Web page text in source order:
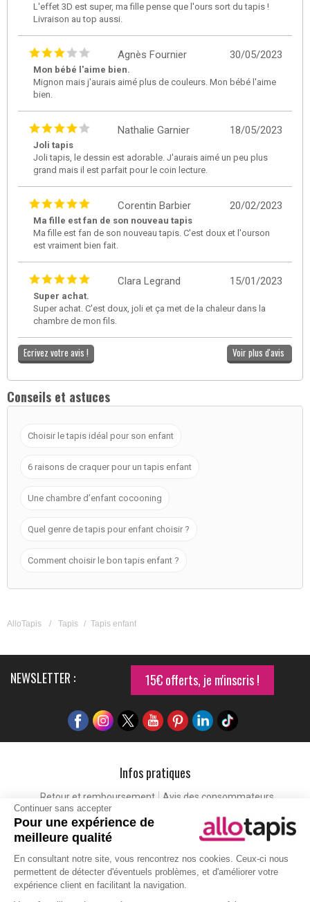
Continuer sans accepter
Pour une expérience de
meilleure qualité
En consultant notre site, vous rencontrez nos cookies. Ceux-ci nous
permettent de détecter d'éventuels problèmes, et d'améliorer votre
expérience client en facilitant la navigation.
L'effet 3D est super, ma fille pense que l'ours sort du tapis !
Livraison au top aussi.
30/05/2023
Agnès Fournier
Mon bébé l'aime bien.
Mignon mais j'aurais aimé plus de couleurs. Mon bébé l'aime
bien.
18/05/2023
Nathalie Garnier
Joli tapis
Joli tapis, le dessin est adorable. J'aurais aimé un peu plus
grand mais il est parfait pour le coin lecture.
20/02/2023
Corentin Barbier
Ma fille est fan de son nouveau tapis
Ma fille est fan de son nouveau tapis. C'est doux et l'ourson
est vraiment bien fait.
15/01/2023
Clara Legrand
Super achat.
Super achat. C'est doux, joli et ça met de la chaleur dans la
chambre de mon fils.
Ecrivez votre avis ! Voir plus d'avis
Conseils et astuces
Choisir le tapis idéal pour son enfant
6 raisons de craquer pour un tapis enfant
Une chambre d’enfant cocooning
Quel genre de tapis pour enfant choisir ?
Comment choisir le bon tapis enfant ?
AlloTapis / Tapis / Tapis enfant
NEWSLETTER : 15€ offerts, je m'inscris !
Infos pratiques
Retour et remboursement
Avis des consommateurs
Tapis et paillasson personnalisé
Labels de qualité
Eco-participation
Vos avantages
Aide